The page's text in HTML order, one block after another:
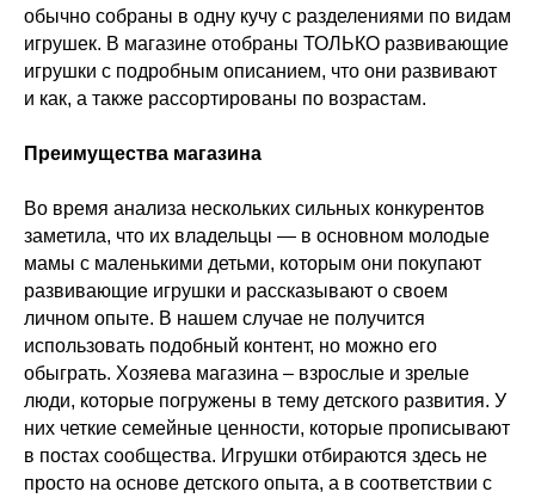
обычно собраны в одну кучу с разделениями по видам
игрушек. В магазине отобраны ТОЛЬКО развивающие
игрушки с подробным описанием, что они развивают
и как, а также рассортированы по возрастам.
Преимущества магазина
Во время анализа нескольких сильных конкурентов
заметила, что их владельцы — в основном молодые
мамы с маленькими детьми, которым они покупают
развивающие игрушки и рассказывают о своем
личном опыте. В нашем случае не получится
использовать подобный контент, но можно его
обыграть. Хозяева магазина – взрослые и зрелые
люди, которые погружены в тему детского развития. У
них четкие семейные ценности, которые прописывают
в постах сообщества. Игрушки отбираются здесь не
просто на основе детского опыта, а в соответствии с